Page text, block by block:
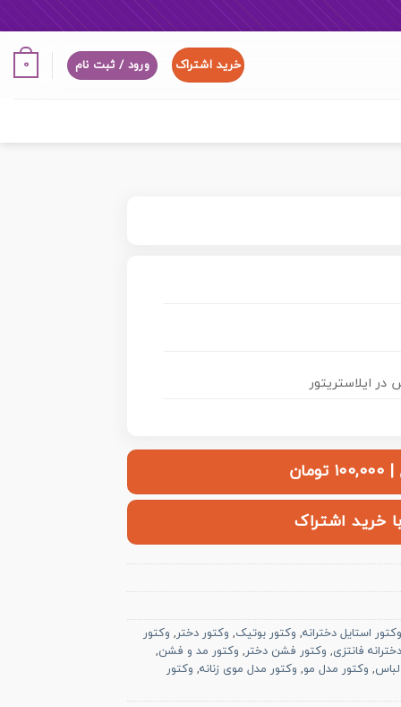
خرید اشتراک ورود / ثبت نام 0
در ایلاستریتور
خرید اشتراک
وکتور استایل دخترانه, وکتور بوتیک, وکتور دختر, وکتور
فانتزی, وکتور فشن دختر, وکتور مد و فشن,
, وکتور مدل مو, وکتور مدل موی زنانه, وکتور